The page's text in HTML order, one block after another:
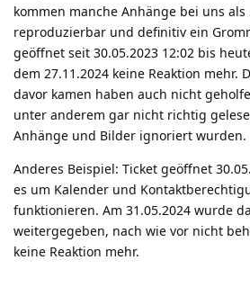
kommen manche Anhänge bei uns
reproduzierbar und definitiv ein
geöffnet seit 30.05.2023 12:02 bis
dem 27.11.2024 keine Reaktion mehr.
davor kamen haben auch nicht
unter anderem gar nicht richtig
Anhänge und Bilder ignoriert wurden.
Anderes Beispiel: Ticket geöffnet
es um Kalender und
funktionieren. Am 31.05.2024 wurde
weitergegeben, nach wie vor nicht
keine Reaktion mehr.